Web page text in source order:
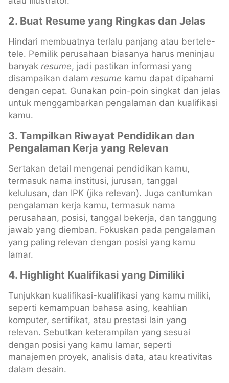
2. Buat Resume yang Ringkas dan Jelas
Hindari membuatnya terlalu panjang atau bertele-
tele. Pemilik perusahaan biasanya harus meninjau
banyak resume, jadi pastikan informasi yang
disampaikan dalam resume kamu dapat dipahami
dengan cepat. Gunakan poin-poin singkat dan jelas
untuk menggambarkan pengalaman dan kualifikasi
kamu.
3. Tampilkan Riwayat Pendidikan dan
Pengalaman Kerja yang Relevan
Sertakan detail mengenai pendidikan kamu,
termasuk nama institusi, jurusan, tanggal
kelulusan, dan IPK (jika relevan). Juga cantumkan
pengalaman kerja kamu, termasuk nama
perusahaan, posisi, tanggal bekerja, dan tanggung
jawab yang diemban. Fokuskan pada pengalaman
yang paling relevan dengan posisi yang kamu
lamar.
4. Highlight Kualifikasi yang Dimiliki
Tunjukkan kualifikasi-kualifikasi yang kamu miliki,
seperti kemampuan bahasa asing, keahlian
komputer, sertifikat, atau prestasi lain yang
relevan. Sebutkan keterampilan yang sesuai
dengan posisi yang kamu lamar, seperti
manajemen proyek, analisis data, atau kreativitas
dalam desain.